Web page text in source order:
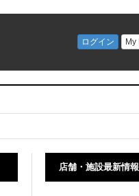
店舗・施設最新情報